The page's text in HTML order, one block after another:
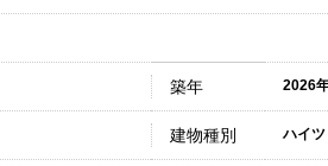
築年 2026
建物種別 ハイツ